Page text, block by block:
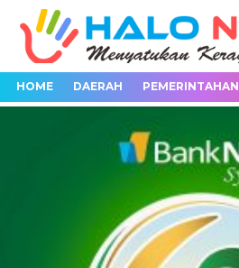
HOME DAERAH PEMERINTAHAN